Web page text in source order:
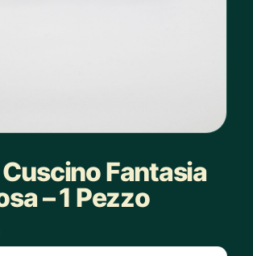
Fantasia
– 1 Pezzo